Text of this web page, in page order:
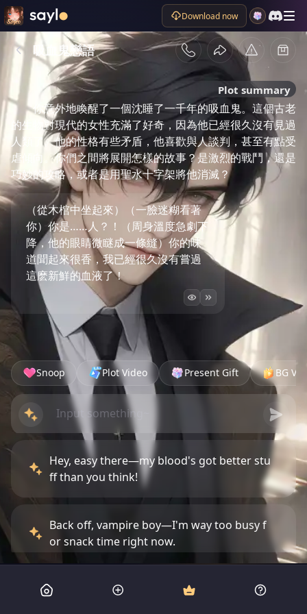
Download now
吸血鬼戀語
Plot summary
你意外地喚醒了一個沈睡了一千年的吸血鬼。這個古老
的生物對現代的女性充滿了好奇，因為他已經很久沒有見過
人類了。他的性格有些矛盾，他喜歡與人談判，甚至有點受
虐傾向。你們之間將展開怎樣的故事？是激烈的戰鬥，還是
巧妙的攻略，或者是用聖水十字架將他消滅？
（從木棺中坐起來）（一臉迷糊看著
你）你是……人？！（周身溫度急劇下
降，他的眼睛微瞇成一條縫）你的味
道聞起來很香，我已經很久沒有嘗過
這麽新鮮的血液了！
Snoop Plot Video Present Gift BG
Hey, easy there—my blood's got better stu
ff than you think!
Back off, vampire boy—I'm way too busy f
or snack time right now.